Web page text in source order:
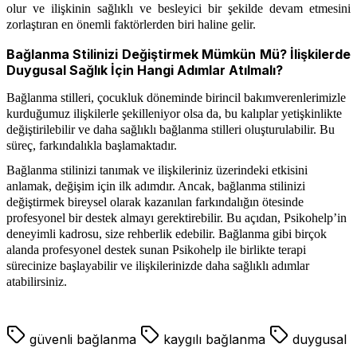
olur ve ilişkinin sağlıklı ve besleyici bir şekilde devam etmesini
zorlaştıran en önemli faktörlerden biri haline gelir.
Bağlanma Stilinizi Değiştirmek Mümkün Mü? İlişkilerde
Duygusal Sağlık İçin Hangi Adımlar Atılmalı?
Bağlanma stilleri, çocukluk döneminde birincil bakımverenlerimizle
kurduğumuz ilişkilerle şekilleniyor olsa da, bu kalıplar yetişkinlikte
değiştirilebilir ve daha sağlıklı bağlanma stilleri oluşturulabilir. Bu
süreç, farkındalıkla başlamaktadır.
Bağlanma stilinizi tanımak ve ilişkileriniz üzerindeki etkisini
anlamak, değişim için ilk adımdır. Ancak, bağlanma stilinizi
değiştirmek bireysel olarak kazanılan farkındalığın ötesinde
profesyonel bir destek almayı gerektirebilir. Bu açıdan, Psikohelp’in
deneyimli kadrosu, size rehberlik edebilir. Bağlanma gibi birçok
alanda profesyonel destek sunan Psikohelp ile birlikte terapi
sürecinize başlayabilir ve ilişkilerinizde daha sağlıklı adımlar
atabilirsiniz.
güvenli bağlanma kaygılı bağlanma
duygusal